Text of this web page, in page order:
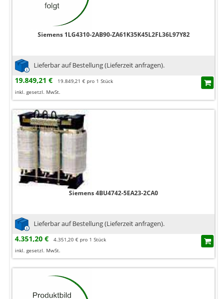
Siemens 1LG4310-2AB90-ZA61K35K45L2FL36L97Y82
Lieferbar auf Bestellung (Lieferzeit anfragen).
19.849,21 €
19.849,21 € pro 1 Stück
inkl. gesetzl. MwSt.
Siemens 4BU4742-5EA23-2CA0
Lieferbar auf Bestellung (Lieferzeit anfragen).
4.351,20 €
4.351,20 € pro 1 Stück
inkl. gesetzl. MwSt.